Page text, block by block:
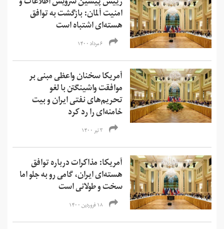
امنیت آلمان: بازگشت به توافق
هسته‌ای اشتباه است
۶ مرداد ۱۴۰۰
آمریکا سخنان واعظی مبنی بر
موافقت واشینگتن با لغو
تحریم‌های نفتی ایران و بیت
خامنه‌ای را رد کرد
۳ تیر ۱۴۰۰
آمریکا: مذاکرات درباره توافق
هسته‌ای ایران، گامی رو به جلو اما
سخت و طولانی است
۱۸ فروردین ۱۴۰۰